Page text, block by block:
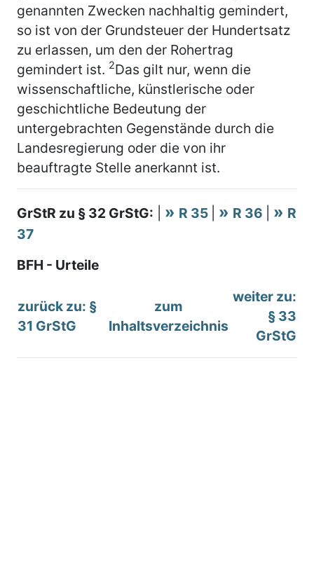
genannten Zwecken nachhaltig gemindert,
so ist von der Grundsteuer der Hundertsatz
zu erlassen, um den der Rohertrag
gemindert ist. 2Das gilt nur, wenn die
wissenschaftliche, künstlerische oder
geschichtliche Bedeutung der
untergebrachten Gegenstände durch die
Landesregierung oder die von ihr
beauftragte Stelle anerkannt ist.
GrStR zu § 32 GrStG: R 35 R 36
R
37
BFH - Urteile
zurück zu: §
31 GrStG
zum
Inhaltsverzeichnis
weiter zu:
§ 33
GrStG